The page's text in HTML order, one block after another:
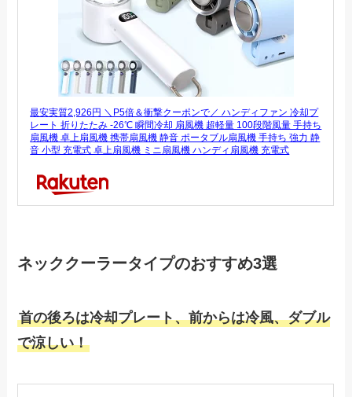
最安実質2,926円 ＼P5倍＆衝撃クーポンで／ ハンディファン 冷却プ
レート 折りたたみ -26℃ 瞬間冷却 扇風機 超軽量 100段階風量 手持ち
扇風機 卓上扇風機 携帯扇風機 静音 ポータブル扇風機 手持ち 強力 静
音 小型 充電式 卓上扇風機 ミニ扇風機 ハンディ扇風機 充電式
ネッククーラータイプのおすすめ3選
首の後ろは冷却プレート、前からは冷風、ダブル
で涼しい！